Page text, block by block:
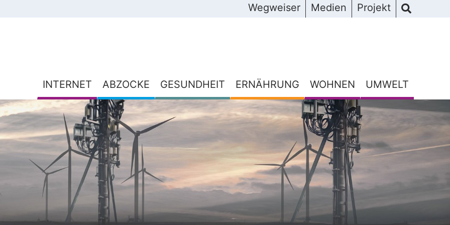
Wegweiser Medien Projekt
INTERNET ABZOCKE GESUNDHEIT ERNÄHRUNG WOHNEN UMWELT